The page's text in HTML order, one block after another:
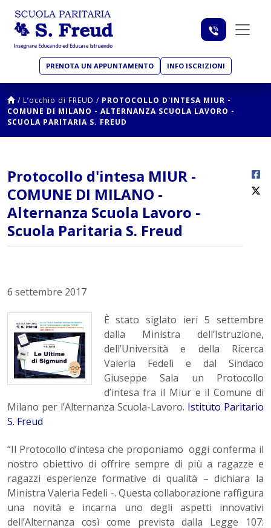
PRENOTA UN APPUNTAMENTO INFO ISCRIZIONI
/ L’occhio di FREUD / PROTOCOLLO D'INTESA MIUR -
COMUNE DI MILANO - ALTERNANZA SCUOLA LAVORO -
SCUOLA PARITARIA S. FREUD
Protocollo d'intesa MIUR -
COMUNE DI MILANO -
Alternanza Scuola Lavoro -
Scuola Paritaria S. Freud
6 settembre 2017
È stato siglato ieri 5 settembre
dalla Ministra dell’Istruzione,
dell’Università e della Ricerca
Valeria Fedeli e dal Sindaco
Giuseppe Sala un Protocollo
d’intesa fra il Miur e il Comune di
Milano per l’Alternanza Scuola-Lavoro. Istituto Paritario
S. Freud
“Il Protocollo d’intesa che proponiamo oggi conferma il
nostro obiettivo di offrire sempre di più a ragazze e
ragazzi esperienze formative di qualità – dichiara la
Ministra Valeria Fedeli -. Questa collaborazione raffigura
una novità e incarna uno degli aspetti innovativi
dell’Alternanza così come prevista dalla Legge 107: